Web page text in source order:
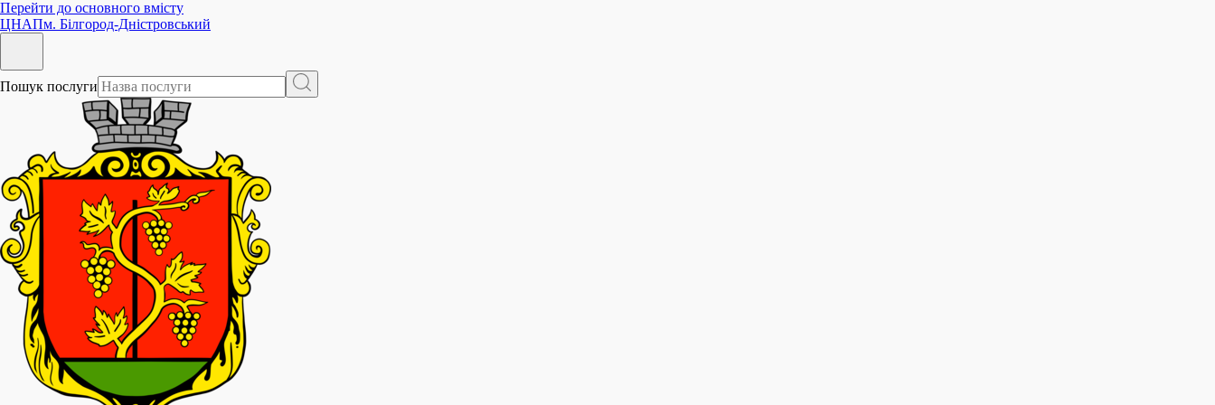
Перейти до основного вмісту
ЦНАПм. Білгород-Дністровський
Пошук послуги